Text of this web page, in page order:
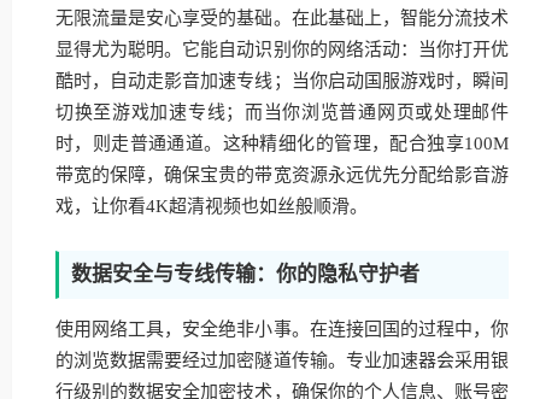
无限流量是安心享受的基础。在此基础上，智能分流技术
显得尤为聪明。它能自动识别你的网络活动：当你打开优
酷时，自动走影音加速专线；当你启动国服游戏时，瞬间
切换至游戏加速专线；而当你浏览普通网页或处理邮件
时，则走普通通道。这种精细化的管理，配合独享100M
带宽的保障，确保宝贵的带宽资源永远优先分配给影音游
戏，让你看4K超清视频也如丝般顺滑。
数据安全与专线传输：你的隐私守护者
使用网络工具，安全绝非小事。在连接回国的过程中，你
的浏览数据需要经过加密隧道传输。专业加速器会采用银
行级别的数据安全加密技术，确保你的个人信息、账号密